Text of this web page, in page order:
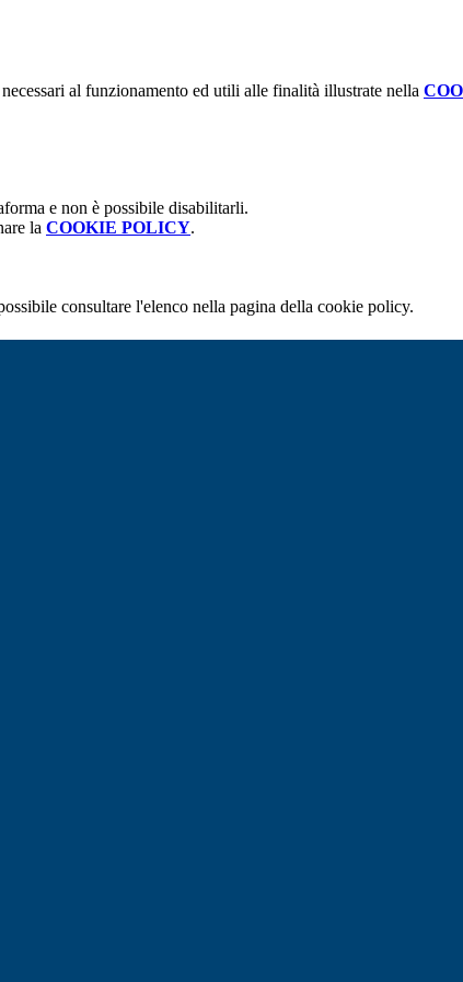
al funzionamento ed utili alle finalità illustrate nella
e non è possibile disabilitarli.
la COOKIE POLICY.
consultare l'elenco nella pagina della cookie policy.